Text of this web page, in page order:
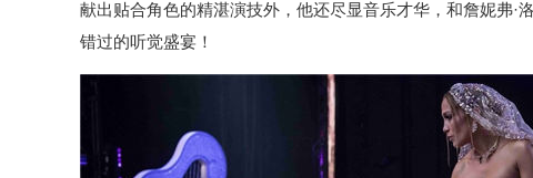
献出贴合角色的精湛演技外，他还尽显音乐才华，和詹妮弗·
错过的听觉盛宴！